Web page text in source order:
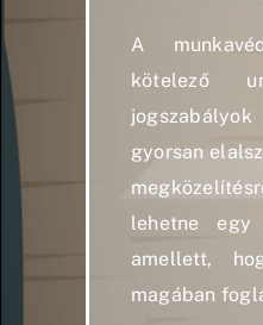
A
kötelező
gyorsan
lehetne egy
amellett,
magában